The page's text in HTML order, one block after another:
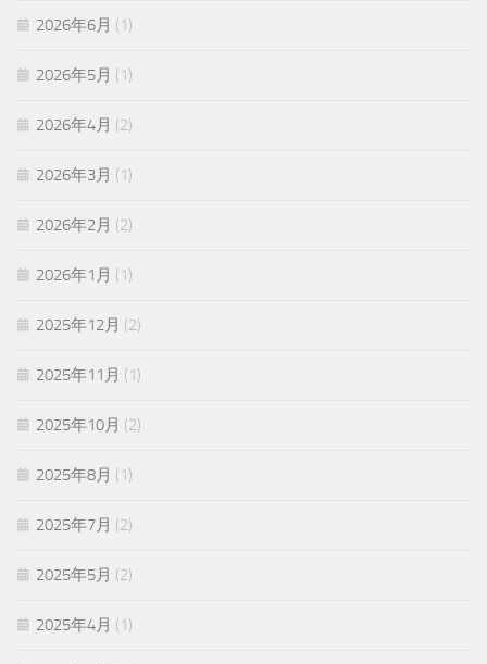
2026年6月 (1)
2026年5月 (1)
2026年4月 (2)
2026年3月 (1)
2026年2月 (2)
2026年1月 (1)
2025年12月 (2)
2025年11月 (1)
2025年10月 (2)
2025年8月 (1)
2025年7月 (2)
2025年5月 (2)
2025年4月 (1)